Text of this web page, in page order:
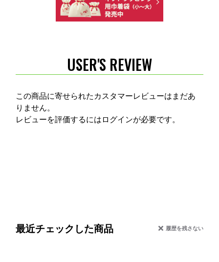
USER'S REVIEW
この商品に寄せられたカスタマーレビューはまだあ
りません。
レビューを評価するには ログインが必要です。
最近チェックした商品 履歴を残さない